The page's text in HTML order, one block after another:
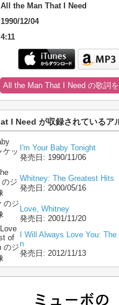
All the Man That I Need
1990/12/04
4:11
All the Man That I Need の歌詞
I Need が収録されているア
I'm Your Baby Tonight
発売日: 1990/11/06
Whitney: The Greatest Hits
発売日: 2000/05/16
Love, Whitney
発売日: 2001/11/20
I Will Always Love You:
n
発売日: 2012/11/13